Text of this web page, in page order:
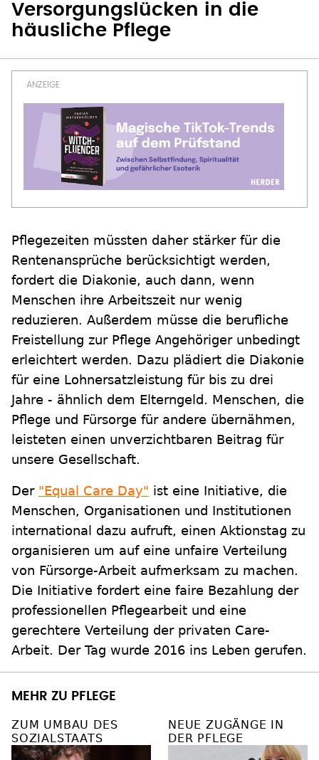
Versorgungslücken in die
häusliche Pflege
Pflegezeiten müssten daher stärker für die
Rentenansprüche berücksichtigt werden,
fordert die Diakonie, auch dann, wenn
Menschen ihre Arbeitszeit nur wenig
reduzieren. Außerdem müsse die berufliche
Freistellung zur Pflege Angehöriger unbedingt
erleichtert werden. Dazu plädiert die Diakonie
für eine Lohnersatzleistung für bis zu drei
Jahre - ähnlich dem Elterngeld. Menschen, die
Pflege und Fürsorge für andere übernähmen,
leisteten einen unverzichtbaren Beitrag für
unsere Gesellschaft.
Der "Equal Care Day" ist eine Initiative, die
Menschen, Organisationen und Institutionen
international dazu aufruft, einen Aktionstag zu
organisieren um auf eine unfaire Verteilung
von Fürsorge-Arbeit aufmerksam zu machen.
Die Initiative fordert eine faire Bezahlung der
professionellen Pflegearbeit und eine
gerechtere Verteilung der privaten Care-
Arbeit. Der Tag wurde 2016 ins Leben gerufen.
MEHR ZU PFLEGE
ZUM UMBAU DES
SOZIALSTAATS
NEUE ZUGÄNGE IN
DER PFLEGE